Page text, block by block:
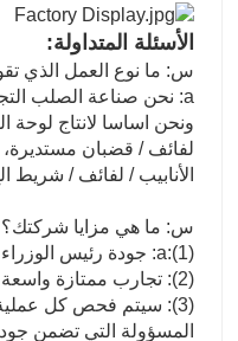
الأسئلة المتداولة:
س: ما نوع العمل الذي
a: نحن صناعة الصلب التجارية والتجارة.
ونحن اساسا لانتاج لوحة
لفائف / قضبان
الأنابيب / لفائف / شريط
س: ما هي مزايا شركتك؟
a:(1): جودة رئيس الوزراء وسعر معقول.
(2): تجارب ممتازة واسعة مع خدمة ما بعد البيع.
(3): سيتم فحص كل
المسؤولة التي تضمن